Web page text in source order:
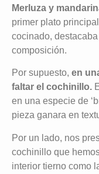
Merluza y
primer plato
cocinado,
composición.
Por supuesto, en
faltar el cochinillo.
en una especie de
pieza ganara en
Por un lado, nos
cochinillo que
interior tierno como